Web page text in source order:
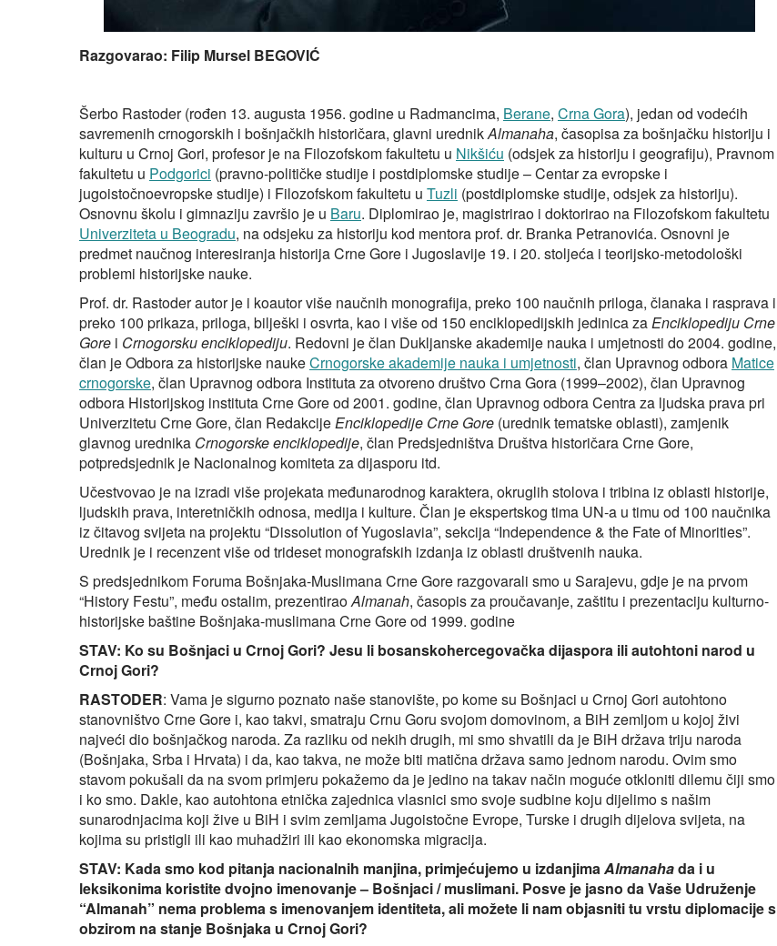
Razgovarao: Filip Mursel BEGOVIĆ
Šerbo Rastoder (rođen 13. augusta 1956. godine u Radmancima, Berane, Crna Gora), jedan od vodećih
savremenih crnogorskih i bošnjačkih historičara, glavni urednikAlmanaha, časopisa za bošnjačku historiju i
kulturu u Crnoj Gori, profesor je na Filozofskom fakultetu u Nikšiću (odsjek za historiju i geografiju), Pravnom
fakultetu u Podgorici (pravno-političke studije i postdiplomske studije – Centar za evropske i
jugoistočnoevropske studije) i Filozofskom fakultetu u Tuzli (postdiplomske studije, odsjek za historiju).
Osnovnu školu i gimnaziju završio je u Baru. Diplomirao je, magistrirao i doktorirao na Filozofskom fakultetu
Univerziteta u Beogradu, na odsjeku za historiju kod mentora prof. dr. Branka Petranovića. Osnovni je
predmet naučnog interesiranja historija Crne Gore i Jugoslavije 19. i 20. stoljeća i teorijsko-metodološki
problemi historijske nauke.
Prof. dr. Rastoder autor je i koautor više naučnih monografija, preko 100 naučnih priloga, članaka i rasprava i
preko 100 prikaza, priloga, bilješki i osvrta, kao i više od 150 enciklopedijskih jedinica zaEnciklopediju Crne
Gore i Crnogorsku enciklopediju. Redovni je član Dukljanske akademije nauka i umjetnosti do 2004. godine,
član je Odbora za historijske naukeCrnogorske akademije nauka i umjetnosti, član Upravnog odbora Matice
crnogorske, član Upravnog odbora Instituta za otvoreno društvo Crna Gora (1999–2002), član Upravnog
odbora Historijskog instituta Crne Gore od 2001. godine, član Upravnog odbora Centra za ljudska prava pri
Univerzitetu Crne Gore, član RedakcijeEnciklopedije Crne Gore (urednik tematske oblasti), zamjenik
glavnog urednika Crnogorske enciklopedije, član Predsjedništva Društva historičara Crne Gore,
potpredsjednik je Nacionalnog komiteta za dijasporu itd.
Učestvovao je na izradi više projekata međunarodnog karaktera, okruglih stolova i tribina iz oblasti historije,
ljudskih prava, interetničkih odnosa, medija i kulture. Član je ekspertskog tima UN‑a u timu od 100 naučnika
iz čitavog svijeta na projektu “Dissolution of Yugoslavia”, sekcija “Independence & the Fate of Minorities”.
Urednik je i recenzent više od trideset monografskih izdanja iz oblasti društvenih nauka.
S predsjednikom Foruma Bošnjaka-Muslimana Crne Gore razgovarali smo u Sarajevu, gdje je na prvom
“History Festu”, među ostalim, prezentiraoAlmanah, časopis za proučavanje, zaštitu i prezentaciju kulturno-
historijske baštine Bošnjaka-muslimana Crne Gore od 1999. godine
STAV: Ko su Bošnjaci u Crnoj Gori? Jesu li bosanskohercegovačka dijaspora ili autohtoni narod u
Crnoj Gori?
RASTODER: Vama je sigurno poznato naše stanovište, po kome su Bošnjaci u Crnoj Gori autohtono
stanovništvo Crne Gore i, kao takvi, smatraju Crnu Goru svojom domovinom, a BiH zemljom u kojoj živi
najveći dio bošnjačkog naroda. Za razliku od nekih drugih, mi smo shvatili da je BiH država triju naroda
(Bošnjaka, Srba i Hrvata) i da, kao takva, ne može biti matična država samo jednom narodu. Ovim smo
stavom pokušali da na svom primjeru pokažemo da je jedino na takav način moguće otkloniti dilemu čiji smo
i ko smo. Dakle, kao autohtona etnička zajednica vlasnici smo svoje sudbine koju dijelimo s našim
sunarodnjacima koji žive u BiH i svim zemljama Jugoistočne Evrope, Turske i drugih dijelova svijeta, na
kojima su pristigli ili kao muhadžiri ili kao ekonomska migracija.
STAV: Kada smo kod pitanja nacionalnih manjina, primjećujemo u izdanjimaAlmanahada i u
leksikonima koristite dvojno imenovanje – Bošnjaci / muslimani. Posve je jasno da Vaše Udruženje
“Almanah” nema problema s imenovanjem identiteta, ali možete li nam objasniti tu vrstu diplomacije s
obzirom na stanje Bošnjaka u Crnoj Gori?